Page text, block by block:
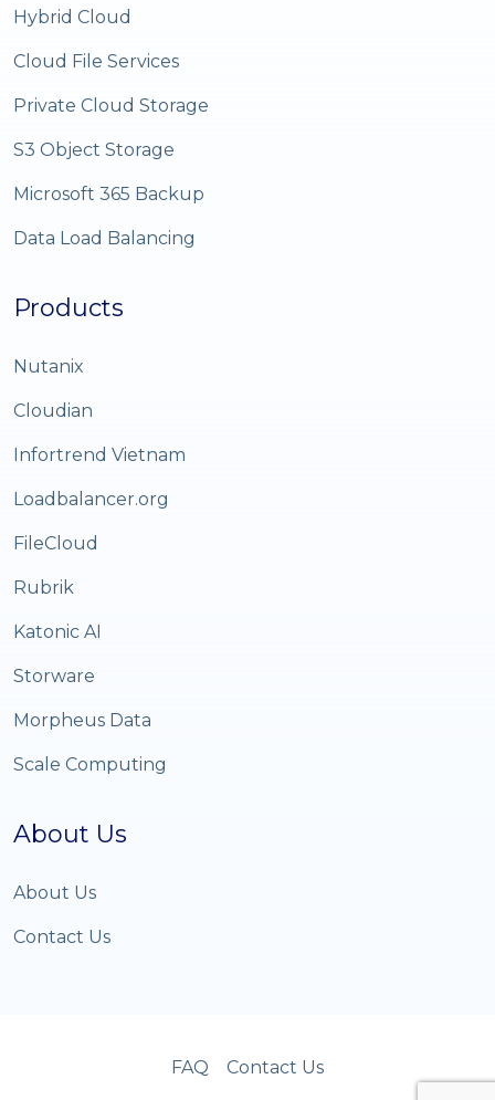
Hybrid Cloud
Cloud File Services
Private Cloud Storage
S3 Object Storage
Microsoft 365 Backup
Data Load Balancing
Products
Nutanix
Cloudian
Infortrend Vietnam
Loadbalancer.org
FileCloud
Rubrik
Katonic AI
Storware
Morpheus Data
Scale Computing
About Us
About Us
Contact Us
FAQ Contact Us